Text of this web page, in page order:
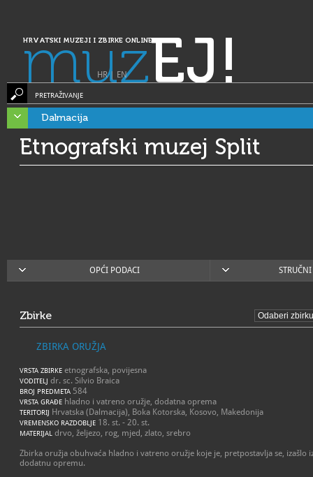
HRVATSKI MUZEJI I ZBIRKE ONLINE
muzEJ!
HR| EN
PRETRAŽIVANJE
Dalmacija
Etnografski muzej Split
OPĆI PODACI
Zbirke
ZBIRKA ORUŽJA
VRSTA ZBIRKE etnografska, povijesna
VODITELJ dr. sc. Silvio Braica
BROJ PREDMETA 584
VRSTA GRAĐE hladno i vatreno oružje, dodatna oprema
TERITORIJ Hrvatska (Dalmacija), Boka Kotorska, Kosovo, Makedonija
VREMENSKO RAZDOBLJE 18. st. - 20. st.
MATERIJAL drvo, željezo, rog, mjed, zlato, srebro
Zbirka oružja obuhvaća hladno i vatreno oružje koje je, pretpostavlja se, izašlo
dodatnu opremu.